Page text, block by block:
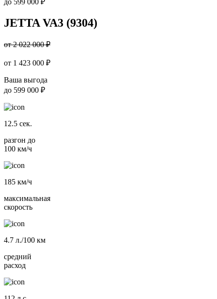
JETTA VA3 (9304)
от 2 022 000 ₽
от 1 423 000 ₽
Ваша выгода
до 599 000 ₽
12.5 сек.
разгон до
100 км/ч
185 км/ч
максимальная
скорость
4.7 л./100 км
средний
расход